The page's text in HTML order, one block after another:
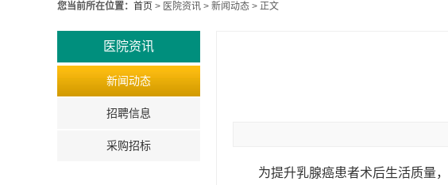
您当前所在位置： 首页 > 医院资讯 > 新闻动态 > 正文
医院资讯
新闻动态
招聘信息
采购招标
为提升乳腺癌患者术后生活质量，